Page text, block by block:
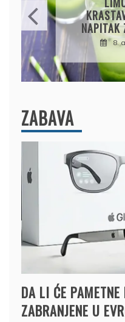
8.
ZABAVA
DA LI ĆE
ZABRANJENE U